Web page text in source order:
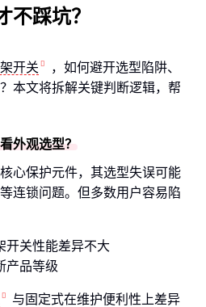
不踩坑？
开关
，如何避开选型陷阱、
本文将拆解关键判断逻辑，帮
外观选型？
心保护元件，其选型失误可能
连锁问题。但多数用户容易陷
开关性能差异不大
产品等级
与固定式在维护便利性上差异